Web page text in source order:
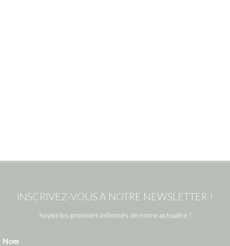
INSCRIVEZ-VOUS À NOTRE NEWSLETTER !
Soyez les premiers informés de notre actualité !
Nom